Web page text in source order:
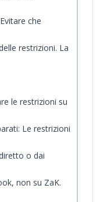
che
restrizioni. La
le restrizioni su
Le restrizioni
o dai
non su ZaK.